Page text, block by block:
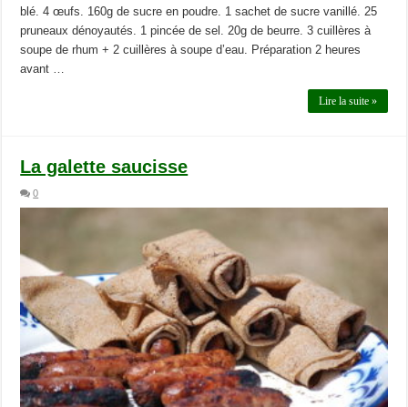
blé. 4 œufs. 160g de sucre en poudre. 1 sachet de sucre vanillé. 25
pruneaux dénoyautés. 1 pincée de sel. 20g de beurre. 3 cuillères à
soupe de rhum + 2 cuillères à soupe d’eau. Préparation 2 heures
avant …
Lire la suite »
La galette saucisse
0